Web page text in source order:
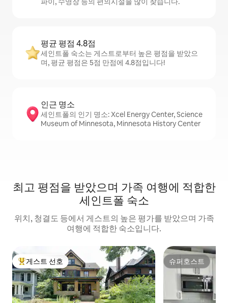
평균 평점 4.8점
세인트폴 숙소는 게스트로부터 높은 평점을 받았으
며, 평균 평점은 5점 만점에 4.8점입니다!
인근 명소
세인트폴의 인기 명소: Xcel Energy Center, Science
Museum of Minnesota, Minnesota History Center
최고 평점을 받았으며 가족 여행에 적합한
세인트폴 숙소
위치, 청결도 등에서 게스트의 높은 평가를 받았으며 가족
여행에 적합한 숙소입니다.
상위 게스트 선호
게스트 선호 슈퍼호스트
슈퍼호스트